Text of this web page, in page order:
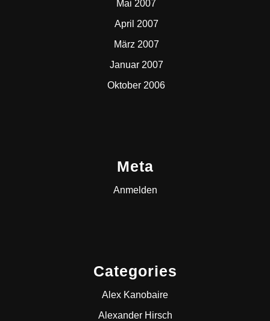
Mai 2007
April 2007
März 2007
Januar 2007
Oktober 2006
Meta
Anmelden
Categories
Alex Kanobaire
Alexander Hirsch